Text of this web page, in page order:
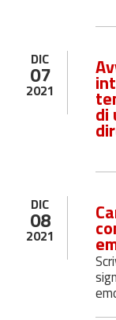
DIC
07
2021
di
DIC
08
2021